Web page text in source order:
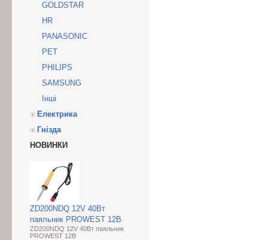
GOLDSTAR
HR
PANASONIC
PET
PHILIPS
SAMSUNG
Інші
Електрика
Гнізда
НОВИНКИ
ZD200NDQ 12V 40Вт
паяльник PROWEST 12В
ZD200NDQ 12V 40Вт паяльник
PROWEST 12В